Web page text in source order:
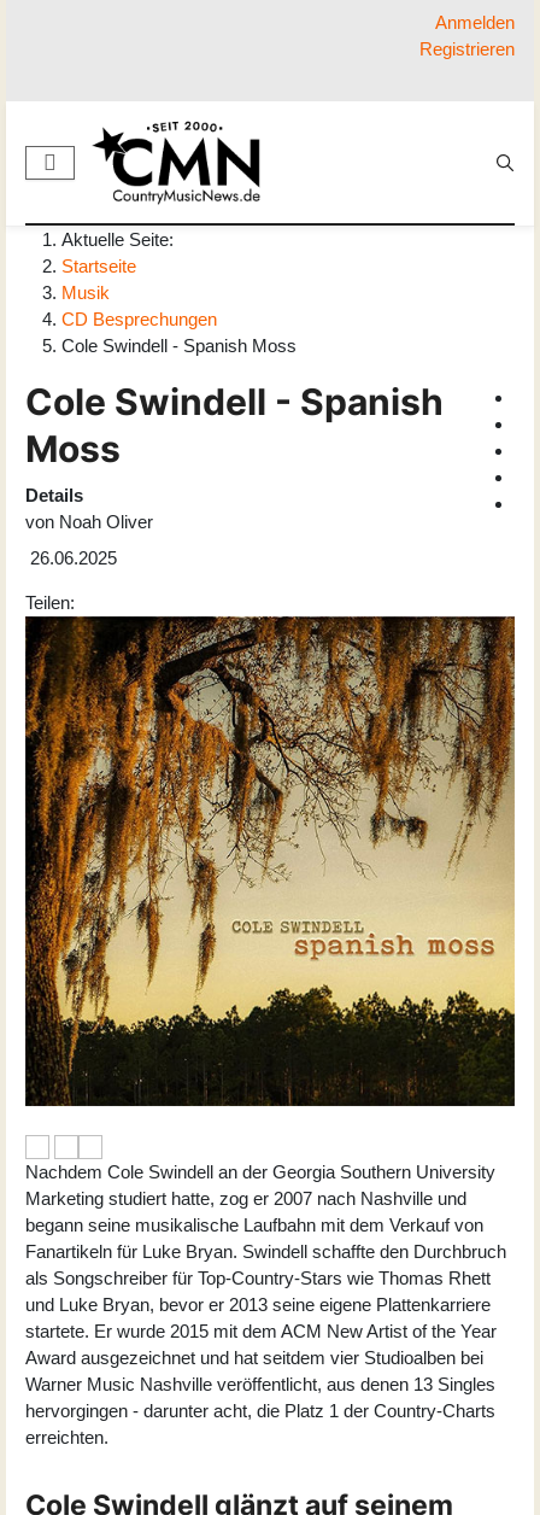
Anmelden
Registrieren
Aktuelle Seite:
Startseite
Musik
CD Besprechungen
Cole Swindell - Spanish Moss
Cole Swindell - Spanish
Moss
Details
von Noah Oliver
26.06.2025
Teilen:
Nachdem Cole Swindell an der Georgia Southern University
Marketing studiert hatte, zog er 2007 nach Nashville und
begann seine musikalische Laufbahn mit dem Verkauf von
Fanartikeln für Luke Bryan. Swindell schaffte den Durchbruch
als Songschreiber für Top-Country-Stars wie Thomas Rhett
und Luke Bryan, bevor er 2013 seine eigene Plattenkarriere
startete. Er wurde 2015 mit dem ACM New Artist of the Year
Award ausgezeichnet und hat seitdem vier Studioalben bei
Warner Music Nashville veröffentlicht, aus denen 13 Singles
hervorgingen - darunter acht, die Platz 1 der Country-Charts
erreichten.
Cole Swindell glänzt auf seinem